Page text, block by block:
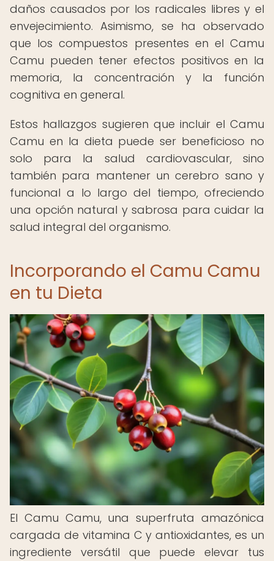
daños causados por los radicales libres y el
envejecimiento. Asimismo, se ha observado
que los compuestos presentes en el Camu
Camu pueden tener efectos positivos en la
memoria, la concentración y la función
cognitiva en general.
Estos hallazgos sugieren que incluir el Camu
Camu en la dieta puede ser beneficioso no
solo para la salud cardiovascular, sino
también para mantener un cerebro sano y
funcional a lo largo del tiempo, ofreciendo
una opción natural y sabrosa para cuidar la
salud integral del organismo.
Incorporando el Camu Camu
en tu Dieta
El Camu Camu, una superfruta amazónica
cargada de vitamina C y antioxidantes, es un
ingrediente versátil que puede elevar tus